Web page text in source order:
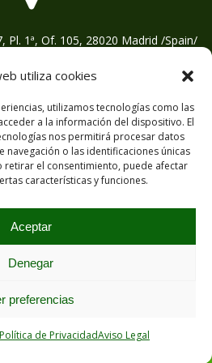
utiliza cookies
utilizamos tecnologías como las
a la información del dispositivo. El
nos permitirá procesar datos
o las identificaciones únicas
retirar el consentimiento, puede afectar
características y funciones.
Aceptar
Denegar
preferencias
Política de PrivacidadAviso Legal
Pl. 1ª, Of. 105, 28020 Madrid /Spain/
912 091 160
GREEN ENERGY